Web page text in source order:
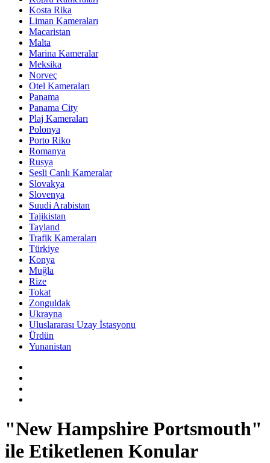
Kosta Rika
Liman Kameraları
Macaristan
Malta
Marina Kameralar
Meksika
Norveç
Otel Kameraları
Panama
Panama City
Plaj Kameraları
Polonya
Porto Riko
Romanya
Rusya
Sesli Canlı Kameralar
Slovakya
Slovenya
Suudi Arabistan
Tajikistan
Tayland
Trafik Kameraları
Türkiye
Konya
Muğla
Rize
Tokat
Zonguldak
Ukrayna
Uluslararası Uzay İstasyonu
Ürdün
Yunanistan
"New Hampshire Portsmouth"
ile Etiketlenen Konular